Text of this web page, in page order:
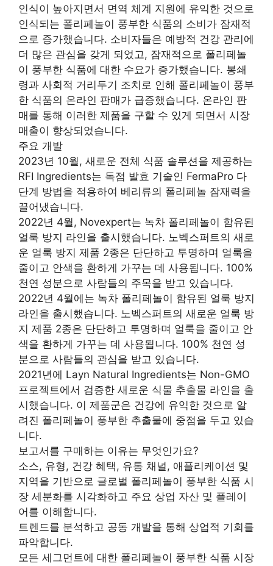
인식이 높아지면서 면역 체계 지원에 유익한 것으로
인식되는 폴리페놀이 풍부한 식품의 소비가 잠재적
으로 증가했습니다. 소비자들은 예방적 건강 관리에
더 많은 관심을 갖게 되었고, 잠재적으로 폴리페놀
이 풍부한 식품에 대한 수요가 증가했습니다. 봉쇄
령과 사회적 거리두기 조치로 인해 폴리페놀이 풍부
한 식품의 온라인 판매가 급증했습니다. 온라인 판
매를 통해 이러한 제품을 구할 수 있게 되면서 시장
매출이 향상되었습니다.
주요 개발
2023년 10월, 새로운 전체 식품 솔루션을 제공하는
RFI Ingredients는 독점 발효 기술인 FermaPro 다
단계 방법을 적용하여 베리류의 폴리페놀 잠재력을
끌어냈습니다.
2022년 4월, Novexpert는 녹차 폴리페놀이 함유된
얼룩 방지 라인을 출시했습니다. 노벡스퍼트의 새로
운 얼룩 방지 제품 2종은 단단하고 투명하며 얼룩을
줄이고 안색을 환하게 가꾸는 데 사용됩니다. 100%
천연 성분으로 사람들의 주목을 받고 있습니다.
2022년 4월에는 녹차 폴리페놀이 함유된 얼룩 방지
라인을 출시했습니다. 노벡스퍼트의 새로운 얼룩 방
지 제품 2종은 단단하고 투명하며 얼룩을 줄이고 안
색을 환하게 가꾸는 데 사용됩니다. 100% 천연 성
분으로 사람들의 관심을 받고 있습니다.
2021년에 Layn Natural Ingredients는 Non-GMO
프로젝트에서 검증한 새로운 식물 추출물 라인을 출
시했습니다. 이 제품군은 건강에 유익한 것으로 알
려진 폴리페놀이 풍부한 추출물에 중점을 두고 있습
니다.
보고서를 구매하는 이유는 무엇인가요?
소스, 유형, 건강 혜택, 유통 채널, 애플리케이션 및
지역을 기반으로 글로벌 폴리페놀이 풍부한 식품 시
장 세분화를 시각화하고 주요 상업 자산 및 플레이
어를 이해합니다.
트렌드를 분석하고 공동 개발을 통해 상업적 기회를
파악합니다.
모든 세그먼트에 대한 폴리페놀이 풍부한 식품 시장